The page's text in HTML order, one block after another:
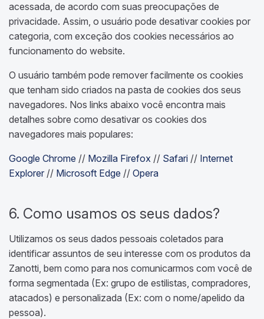
acessada, de acordo com suas preocupações de
privacidade. Assim, o usuário pode desativar cookies por
categoria, com exceção dos cookies necessários ao
funcionamento do website.
O usuário também pode remover facilmente os cookies
que tenham sido criados na pasta de cookies dos seus
navegadores. Nos links abaixo você encontra mais
detalhes sobre como desativar os cookies dos
navegadores mais populares:
Google Chrome // Mozilla Firefox // Safari // Internet
Explorer // Microsoft Edge // Opera
6. Como usamos os seus dados?
Utilizamos os seus dados pessoais coletados para
identificar assuntos de seu interesse com os produtos da
Zanotti, bem como para nos comunicarmos com você de
forma segmentada (Ex: grupo de estilistas, compradores,
atacados) e personalizada (Ex: com o nome/apelido da
pessoa).